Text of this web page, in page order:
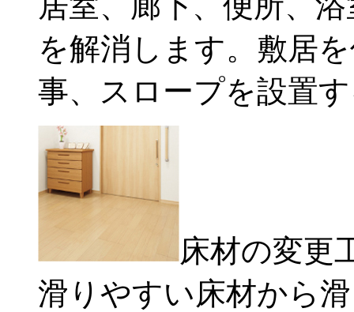
を解消します。敷居
事、スロープを設置
床材の変更
滑りやすい床材から